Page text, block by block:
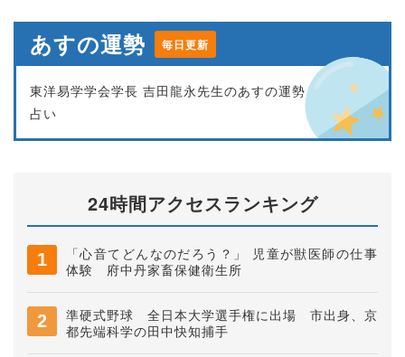
あすの運勢 毎日更新
東洋易学学会学長 吉田龍永先生のあすの運勢
占い
24時間アクセスランキング
「心音てどんなのだろう？」 児童が獣医師の仕事
体験 府中丹家畜保健衛生所
準硬式野球 全日本大学選手権に出場 市出身、京
都先端科学の田中快知捕手